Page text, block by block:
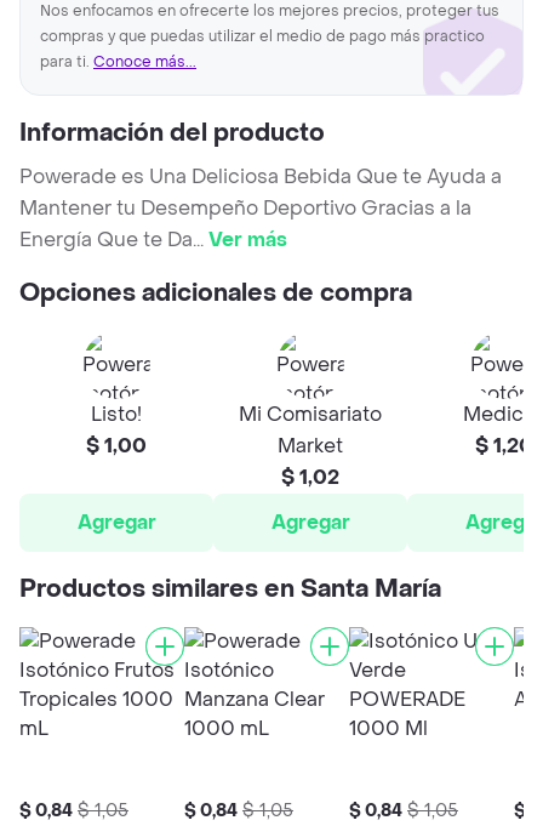
Nos enfocamos en ofrecerte los mejores precios, proteger tus
compras y que puedas utilizar el medio de pago más practico
para ti. Conoce más...
Información del producto
Powerade es Una Deliciosa Bebida Que te Ayuda a
Mantener tu Desempeño Deportivo Gracias a la
Energía Que te Da...Ver más
Opciones adicionales de compra
Listo!
$ 1,00
Agregar
Mi Comisariato
Market
$ 1,02
Agregar
$ 1,20
Agregar
Productos similares en Santa María
$ 0,84 $ 1,05 $ 0,84 $ 1,05 $ 0,84 $ 1,05 $